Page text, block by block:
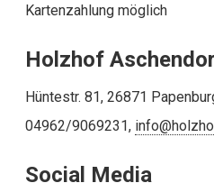
Kartenzahlung möglich
Holzhof
Hüntestr. 81, 26871
04962/9069231,
Social Media